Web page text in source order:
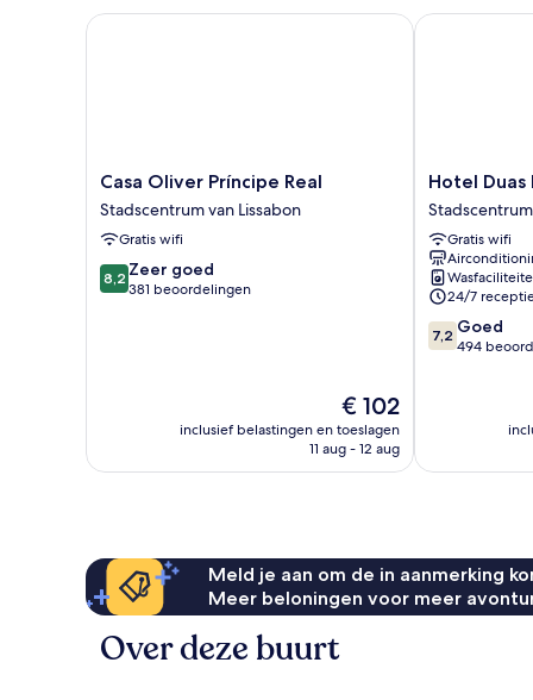
Casa
Oliver
Príncipe
Real
Stadscentrum
van
Casa Oliver Príncipe Real
Stadscentrum van Lissabon
Gratis wifi
8.2
van
8,2 Zeer goed
381 beoordelingen
De
prijs
is
€ 102
inclusief belastingen en toeslagen
11 aug - 12 aug
Casa Oliver Príncipe Real
Hotel
Duas
Nacoes
Stadscentrum
van
Lissabon
Hotel Duas
Gratis wifi
24/7
7.2
van
7,2 Goed
494
Hotel Duas
Meld je aan om de in aanmerking
Meer beloningen voor meer
Over deze buurt